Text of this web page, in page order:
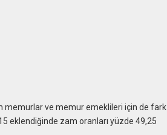
memurlar ve memur emeklileri için de fark
eklendiğinde zam oranları yüzde 49,25